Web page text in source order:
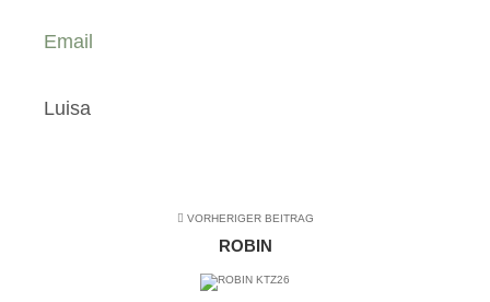
Email
Luisa
VORHERIGER BEITRAG
ROBIN